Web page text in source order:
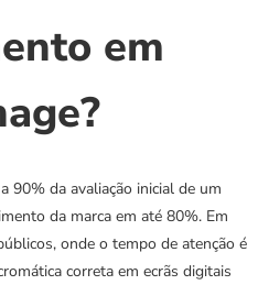
em
90% da avaliação inicial de um
da marca em até 80%. Em
onde o tempo de atenção é
correta em ecrãs digitais